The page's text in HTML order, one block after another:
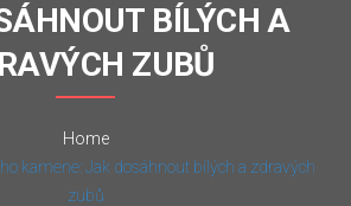
BÍLÝCH A
ZUBŮ
Home
kamene: Jak dosáhnout bílých a zdravých
zubů